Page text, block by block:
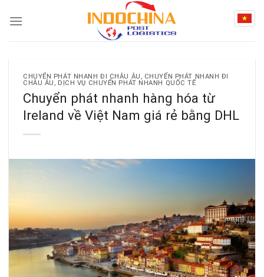
CHUYỂN PHÁT NHANH ĐI CHÂU ÂU , CHUYỂN PHÁT NHANH ĐI
CHÂU ÂU , DỊCH VỤ CHUYỂN PHÁT NHANH QUỐC TẾ
Chuyển phát nhanh hàng hóa từ
Ireland về Việt Nam giá rẻ bằng DHL